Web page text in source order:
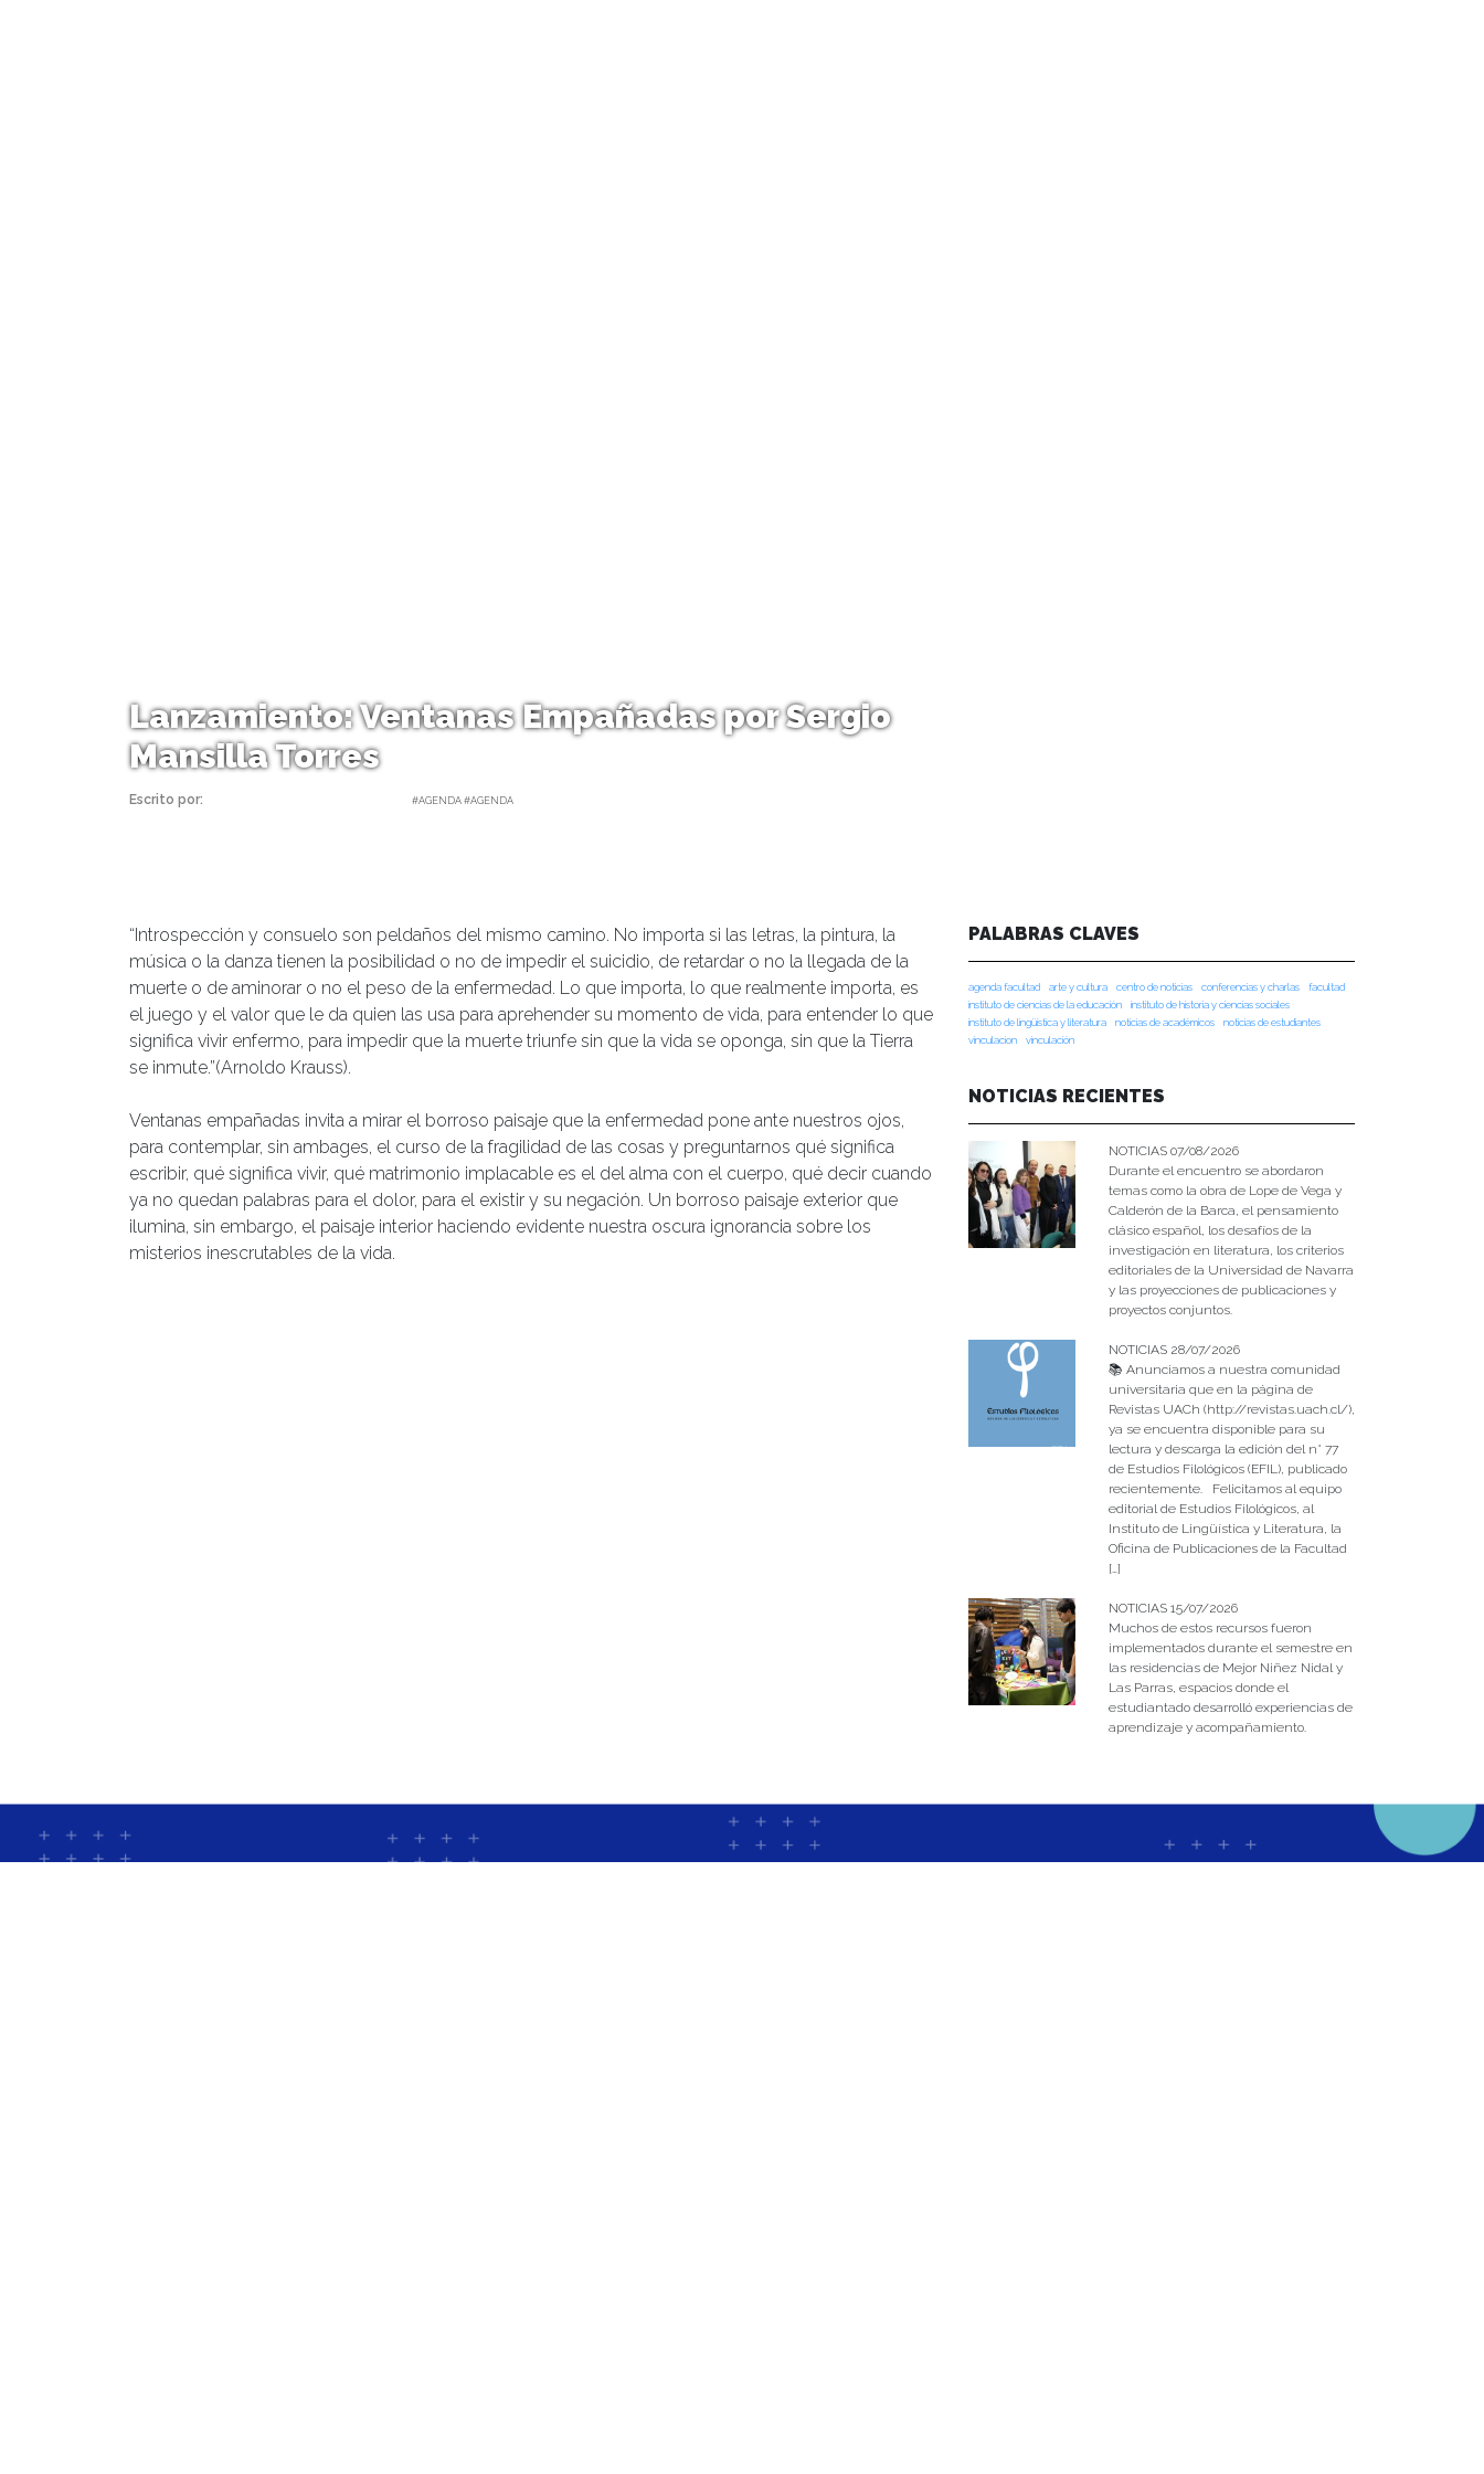
Lanzamiento: Ventanas Empañadas por Sergio
Mansilla Torres
Escrito por: #AGENDA #AGENDA
“Introspección y consuelo son peldaños del mismo camino. No importa si las letras, la pintura, la
música o la danza tienen la posibilidad o no de impedir el suicidio, de retardar o no la llegada de la
muerte o de aminorar o no el peso de la enfermedad. Lo que importa, lo que realmente importa, es
el juego y el valor que le da quien las usa para aprehender su momento de vida, para entender lo que
significa vivir enfermo, para impedir que la muerte triunfe sin que la vida se oponga, sin que la Tierra
se inmute.”(Arnoldo Krauss).
Ventanas empañadas invita a mirar el borroso paisaje que la enfermedad pone ante nuestros ojos,
para contemplar, sin ambages, el curso de la fragilidad de las cosas y preguntarnos qué significa
escribir, qué significa vivir, qué matrimonio implacable es el del alma con el cuerpo, qué decir cuando
ya no quedan palabras para el dolor, para el existir y su negación. Un borroso paisaje exterior que
ilumina, sin embargo, el paisaje interior haciendo evidente nuestra oscura ignorancia sobre los
misterios inescrutables de la vida.
PALABRAS CLAVES
agenda facultad arte y cultura centro de noticias conferencias y charlas
facultad
instituto de ciencias de la educación
instituto de historia y ciencias sociales
instituto de lingüística y literatura
noticias de académicos
noticias de estudiantes
vinculacion
vinculación
NOTICIAS RECIENTES
NOTICIAS 07/08/2026
Durante el encuentro se abordaron
temas como la obra de Lope de Vega y
Calderón de la Barca, el pensamiento
clásico español, los desafíos de la
investigación en literatura, los criterios
editoriales de la Universidad de Navarra
y las proyecciones de publicaciones y
proyectos conjuntos.
NOTICIAS 28/07/2026
📚 Anunciamos a nuestra comunidad
universitaria que en la página de
Revistas UACh (http://revistas.uach.cl/),
ya se encuentra disponible para su
lectura y descarga la edición del n° 77
de Estudios Filológicos (EFIL), publicado
recientemente. Felicitamos al equipo
editorial de Estudios Filológicos, al
Instituto de Lingüística y Literatura, la
Oficina de Publicaciones de la Facultad
[…]
NOTICIAS 15/07/2026
Muchos de estos recursos fueron
implementados durante el semestre en
las residencias de Mejor Niñez Nidal y
Las Parras, espacios donde el
estudiantado desarrolló experiencias de
aprendizaje y acompañamiento.